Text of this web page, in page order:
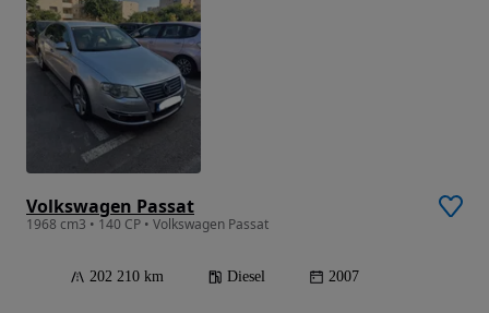
Volkswagen Passat
1968 cm3 • 140 CP • Volkswagen Passat
202 210 km Diesel 2007